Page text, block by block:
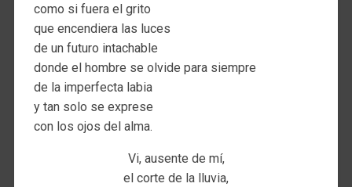
como si fuera el grito
que encendiera las luces
de un futuro intachable
donde el hombre se olvide para siempre
de la imperfecta labia
y tan solo se exprese
con los ojos del alma.
Vi, ausente de mí,
el corte de la lluvia,